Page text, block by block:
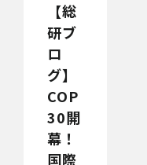
【総
研ブ
ロ
グ】
COP
30開
幕！
国際